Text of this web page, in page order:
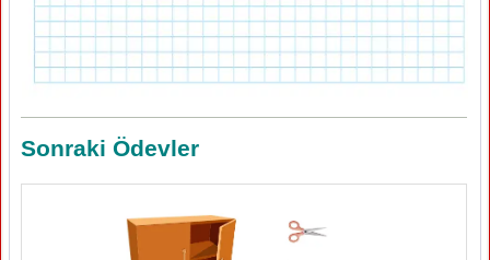
Sonraki Ödevler